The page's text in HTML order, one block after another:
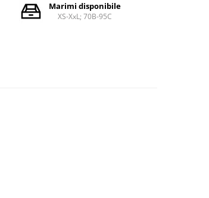
Marimi disponibile
XS-XxL; 70B-95C